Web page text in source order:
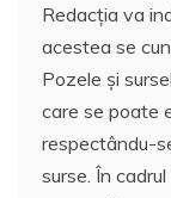
Redacția va
acestea se
Pozele și
care se poate
respectându-
surse. În